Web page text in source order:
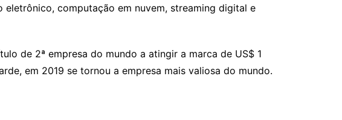
eletrônico, computação em nuvem, streaming digital e
de 2ª empresa do mundo a atingir a marca de US$ 1
em 2019 se tornou a empresa mais valiosa do mundo.